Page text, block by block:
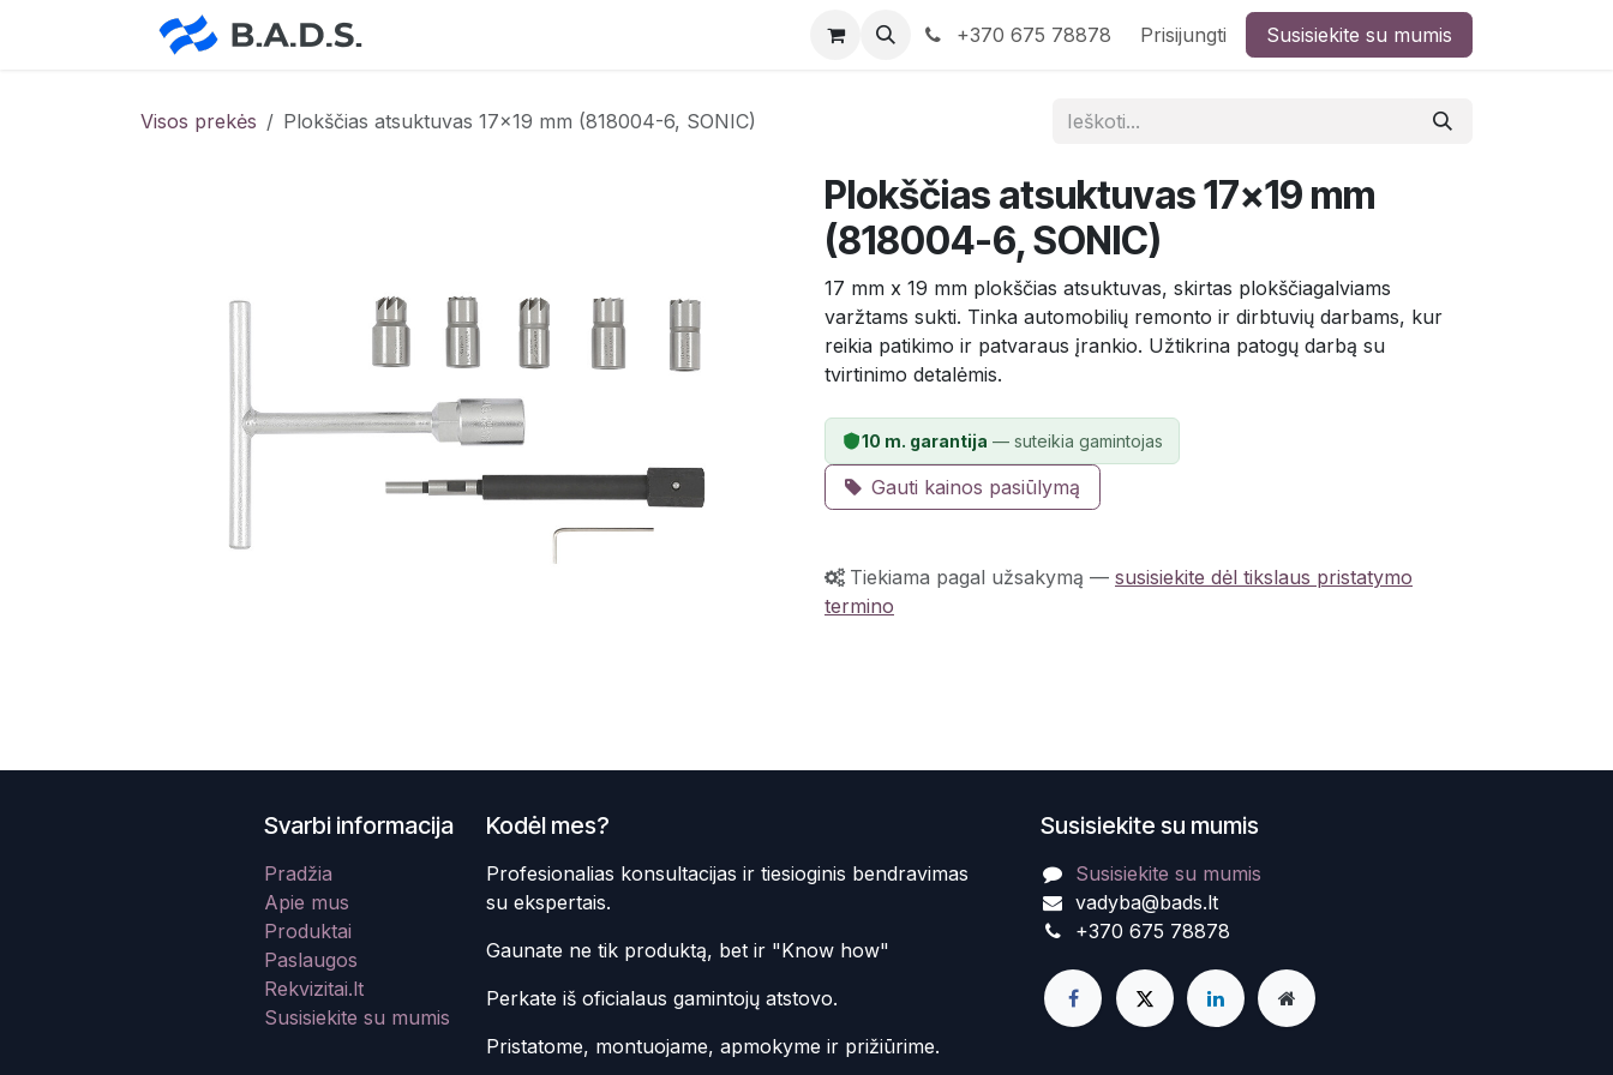
+370 675 78878 Prisijungti Susisiekite su mumis
Visos prekės Plokščias atsuktuvas 17×19 mm (818004-6, SONIC)
Plokščias atsuktuvas 17×19 mm
(818004-6, SONIC)
17 mm x 19 mm plokščias atsuktuvas, skirtas plokščiagalviams
varžtams sukti. Tinka automobilių remonto ir dirbtuvių darbams, kur
reikia patikimo ir patvaraus įrankio. Užtikrina patogų darbą su
tvirtinimo detalėmis.
10 m. garantija — suteikia gamintojas
Gauti kainos pasiūlymą
Tiekiama pagal užsakymą — susisiekite dėl tikslaus pristatymo
termino
Susisiekite su mumis
Susisiekite su mumis
vadyba@bads.lt
+370 675 78878
Kodėl mes?
Profesionalias konsultacijas ir tiesioginis bendravimas
su ekspertais.
Gaunate ne tik produktą, bet ir "Know how"
Perkate iš oficialaus gamintojų atstovo.
Pristatome, montuojame, apmokyme ir prižiūrime.
Svarbi informacija
Pradžia
Apie mus
Produktai
Paslaugos
Rekvizitai.lt
Susisiekite su mumis